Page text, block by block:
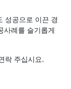
성공으로 이끈 경
사례를 슬기롭게
락 주십시요.